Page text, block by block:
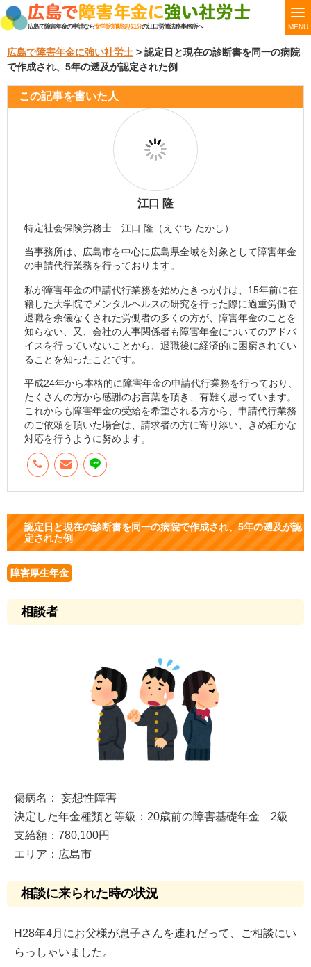
広島で障害年金の申請なら女学院前駅徒歩1分の江口労働法務事務所へ MENU
広島で障害年金に強い社労士 > 認定日と現在の診断書を同一の病院
で作成され、5年の遡及が認定された例
この記事を書いた人
江口 隆
特定社会保険労務士 江口 隆（えぐち たかし）
当事務所は、広島市を中心に広島県全域を対象として障害年金
の申請代行業務を行っております。
私が障害年金の申請代行業務を始めたきっかけは、15年前に在
籍した大学院でメンタルヘルスの研究を行った際に過重労働で
退職を余儀なくされた労働者の多くの方が、障害年金のことを
知らない、又、会社の人事関係者も障害年金についてのアドバ
イスを行っていないことから、退職後に経済的に困窮されてい
ることを知ったことです。
平成24年から本格的に障害年金の申請代行業務を行っており、
たくさんの方から感謝のお言葉を頂き、有難く思っています。
これからも障害年金の受給を希望される方から、申請代行業務
のご依頼を頂いた場合は、請求者の方に寄り添い、きめ細かな
対応を行うように努めます。
認定日と現在の診断書を同一の病院で作成され、5年の遡及が認
定された例
障害厚生年金
相談者
傷病名： 妄想性障害
決定した年金種類と等級：20歳前の障害基礎年金 2級
支給額：780,100円
エリア：広島市
相談に来られた時の状況
H28年4月にお父様が息子さんを連れだって、ご相談にい
らっしゃいました。